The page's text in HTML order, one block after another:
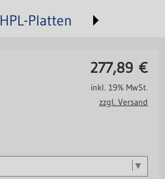
HPL-Platten
277,89 €
inkl. 19% MwSt.
zzgl. Versand